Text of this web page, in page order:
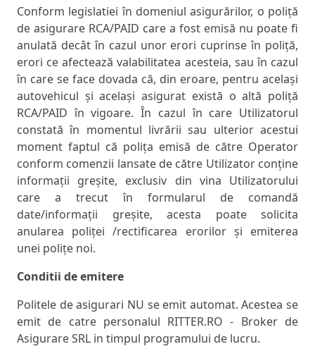
Conform legislatiei în domeniul asigurărilor, o poliță
de asigurare RCA/PAID care a fost emisă nu poate fi
anulată decât în cazul unor erori cuprinse în poliță,
erori ce afectează valabilitatea acesteia, sau în cazul
în care se face dovada că, din eroare, pentru același
autovehicul și același asigurat există o altă poliță
RCA/PAID în vigoare. În cazul în care Utilizatorul
constată în momentul livrării sau ulterior acestui
moment faptul că polița emisă de către Operator
conform comenzii lansate de către Utilizator conține
informații greșite, exclusiv din vina Utilizatorului
care a trecut în formularul de comandă
date/informații greșite, acesta poate solicita
anularea poliței /rectificarea erorilor și emiterea
unei polițe noi.
Conditii de emitere
Politele de asigurari NU se emit automat. Acestea se
emit de catre personalul RITTER.RO - Broker de
Asigurare SRL in timpul programului de lucru.